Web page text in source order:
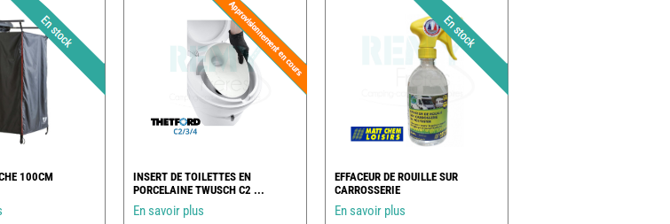
100CM
INSERT DE TOILETTES EN
PORCELAINE TWUSCH C2 ...
En savoir plus
EFFACEUR DE ROUILLE SUR
CARROSSERIE
En savoir plus